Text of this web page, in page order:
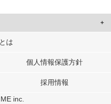
ザーに合わせたコンテンツや広告の
トナーに提供しています。
は
個人情報保護方針
採用情報
inc.